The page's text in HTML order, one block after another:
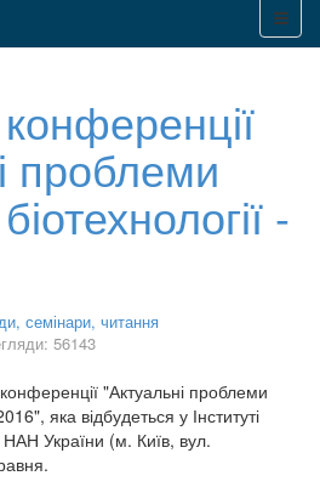
проблеми
-
семінари, читання
56143
"Актуальні проблеми
яка відбудеться у Інституті
НАН України (м. Київ, вул.